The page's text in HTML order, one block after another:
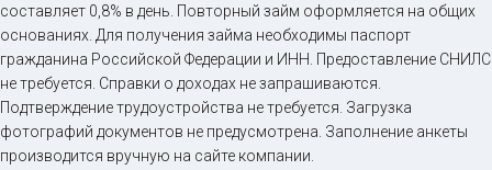
составляет 0,8% в день. Повторный займ оформляется на общих
основаниях. Для получения займа необходимы паспорт
гражданина Российской Федерации и ИНН. Предоставление СНИЛС
не требуется. Справки о доходах не запрашиваются.
Подтверждение трудоустройства не требуется. Загрузка
фотографий документов не предусмотрена. Заполнение анкеты
производится вручную на сайте компании.